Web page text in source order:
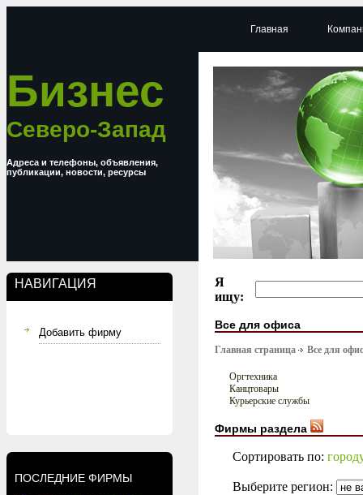
Бизнес
Северо-Запад
Адреса и телефоны, объявления,
публикации, новости, ресурсы
НАВИГАЦИЯ
Добавить фирму
ПОСЛЕДНИЕ ФИРМЫ
Главная
Я
ищу:
Все для офиса
Главная страница Все для
Оргтехника
Канцтовары
Курьерские службы
Фирмы раздела
Сортировать по:
Выберите регион: